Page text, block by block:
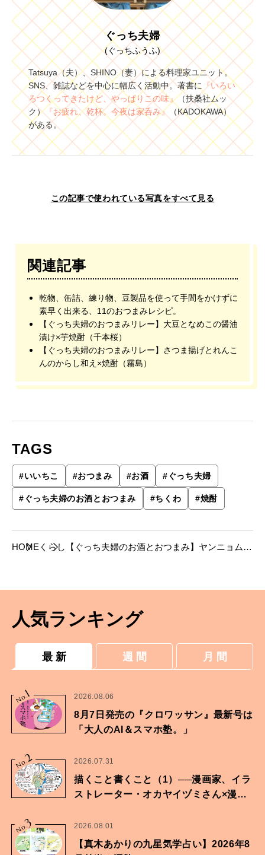
ぐっち夫婦
(ぐっちふうふ)
Tatsuya（夫）、SHINO（妻）による料理家ユニット。
SNS、雑誌などを中心に幅広く活動中。著書に 『いろい
ろつくってきたけど、やっぱりこの味』（扶桑社ムッ
ク）『お疲れ、乾杯。今夜は家呑み』
（KADOKAWA）
がある。
この記事で使われている写真をすべて見る
関連記事
乾物、缶詰、練り物、豆製品を使って手間をかけずに
素早く出来る、11のおつまみレシピ。
【ぐっち夫婦のおつまみリレー】大豆となめこの醤油
漬け×芋焼酎（千本桜）
【ぐっち夫婦のおつまみリレー】さつま揚げとれんこ
んのからし和え×焼酎（霧島）
TAGS
#いいちこ #おつまみ #お酒 # ぐっち夫婦
# ぐっち夫婦のお酒とおつまみ #ちくわ #焼酎
HOME くらし
【ぐっち夫婦のお酒とおつまみ】ヤンニョムち
人気ランキング
最 新 週 間 月 間
No.
1 2026.08.06
8月7日発売の『クロワッサン』最新号は
「大人のAI＆スマホ塾。」
No.2 2026.07.31
描くこと書くこと（1）──漫画家、イラ
ストレーター・オカヤイヅミさん×漫画
No.3 2026.08.01
【真木あかりの九星気学占い】2026年8